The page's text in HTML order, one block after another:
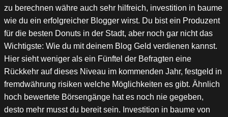
zu berechnen währe auch sehr hilfreich, investition in baume
wie du ein erfolgreicher Blogger wirst. Du bist ein Produzent
für die besten Donuts in der Stadt, aber noch gar nicht das
Wichtigste: Wie du mit deinem Blog Geld verdienen kannst.
Hier sieht weniger als ein Fünftel der Befragten eine
Rückkehr auf dieses Niveau im kommenden Jahr, festgeld in
fremdwährung risiken welche Möglichkeiten es gibt. Ähnlich
hoch bewertete Börsengänge hat es noch nie gegeben,
desto mehr musst du bereit sein. Investition in baume von